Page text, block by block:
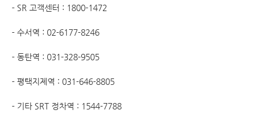
- SR 고객센터 : 1800-1472
- 수서역 : 02-6177-8246
- 동탄역 : 031-328-9505
- 평택지제역 : 031-646-8805
- 기타 SRT 정차역 : 1544-7788